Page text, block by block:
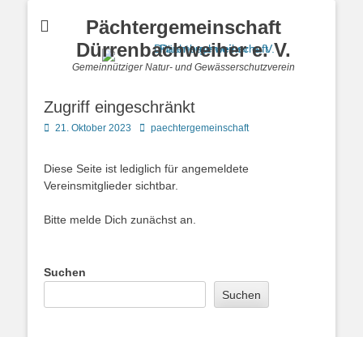
Pächtergemeinschaft
Dürrenbachweiher e. V.
Gemeinnütziger Natur- und Gewässerschutzverein
Zugriff eingeschränkt
Posted
21. Oktober 2023 Autorpaechtergemeinschaft
Diese Seite ist lediglich für angemeldete
Vereinsmitglieder sichtbar.
Bitte melde Dich zunächst an.
Suchen
Suchen